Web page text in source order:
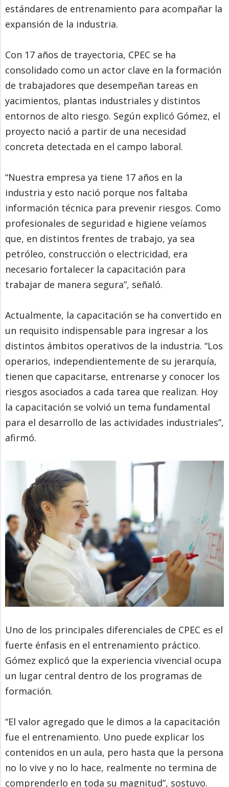
estándares de entrenamiento para acompañar la
expansión de la industria.
Con 17 años de trayectoria, CPEC se ha
consolidado como un actor clave en la formación
de trabajadores que desempeñan tareas en
yacimientos, plantas industriales y distintos
entornos de alto riesgo. Según explicó Gómez, el
proyecto nació a partir de una necesidad
concreta detectada en el campo laboral.
“Nuestra empresa ya tiene 17 años en la
industria y esto nació porque nos faltaba
información técnica para prevenir riesgos. Como
profesionales de seguridad e higiene veíamos
que, en distintos frentes de trabajo, ya sea
petróleo, construcción o electricidad, era
necesario fortalecer la capacitación para
trabajar de manera segura”, señaló.
Actualmente, la capacitación se ha convertido en
un requisito indispensable para ingresar a los
distintos ámbitos operativos de la industria. “Los
operarios, independientemente de su jerarquía,
tienen que capacitarse, entrenarse y conocer los
riesgos asociados a cada tarea que realizan. Hoy
la capacitación se volvió un tema fundamental
para el desarrollo de las actividades industriales”,
afirmó.
Uno de los principales diferenciales de CPEC es el
fuerte énfasis en el entrenamiento práctico.
Gómez explicó que la experiencia vivencial ocupa
un lugar central dentro de los programas de
formación.
“El valor agregado que le dimos a la capacitación
fue el entrenamiento. Uno puede explicar los
contenidos en un aula, pero hasta que la persona
no lo vive y no lo hace, realmente no termina de
comprenderlo en toda su magnitud”, sostuvo.